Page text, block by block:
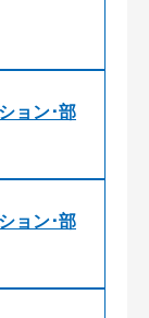
ョン･部
ョン･部